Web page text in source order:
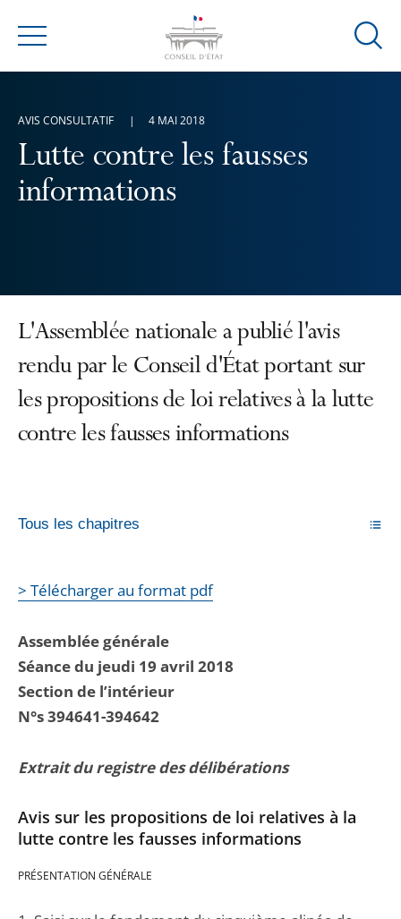
Menu
Ouvrir
Lutte contre les fausses
informations
AVIS CONSULTATIF 4 MAI 2018
L'Assemblée nationale a publié l'avis
rendu par le Conseil d'État portant sur
les propositions de loi relatives à la lutte
contre les fausses informations
Tous les chapitres
> Télécharger au format pdf
Assemblée générale
Séance du jeudi 19 avril 2018
Section de l’intérieur
N°s 394641-394642
Extrait du registre des délibérations
Avis sur les propositions de loi relatives à la
lutte contre les fausses informations
PRÉSENTATION GÉNÉRALE